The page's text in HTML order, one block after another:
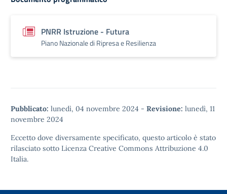
PNRR Istruzione - Futura
Piano Nazionale di Ripresa e Resilienza
Pubblicato: lunedì, 04 novembre 2024 - Revisione: lunedì, 11
novembre 2024
Eccetto dove diversamente specificato, questo articolo è stato
rilasciato sotto Licenza Creative Commons Attribuzione 4.0
Italia.